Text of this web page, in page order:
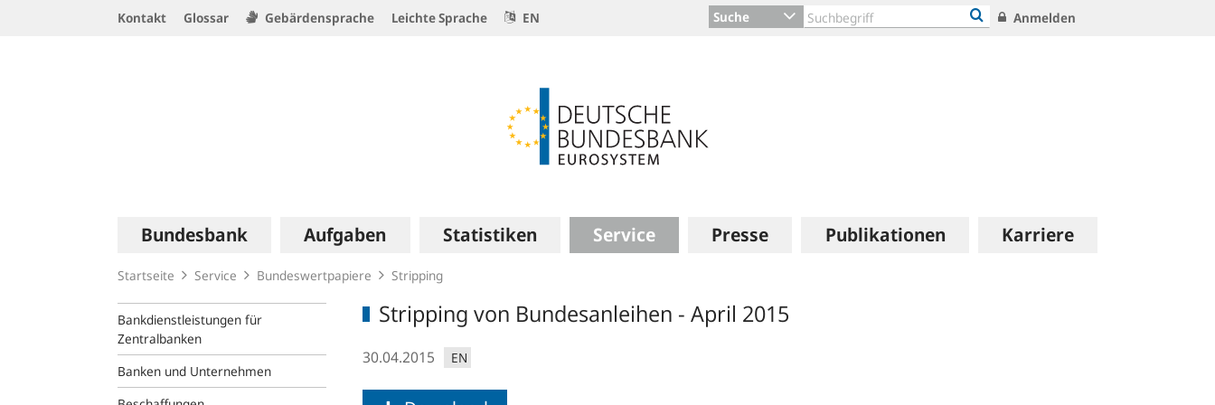
Kontakt Glossar Gebärdensprache Leichte Sprache EN Suche Anmelden
Hauptnavigation
Bundesbank Aufgaben Statistiken Service Presse Publikationen Karriere
Startseite Service Bundeswertpapiere Stripping
Bankdienstleistungen für
Zentralbanken
Banken und Unternehmen
Stripping von Bundesanleihen - April 2015
30.04.2015 EN